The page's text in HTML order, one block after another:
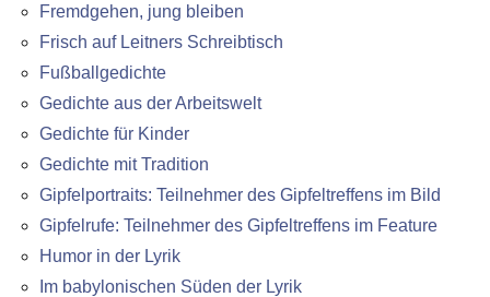
Fremdgehen, jung bleiben
Frisch auf Leitners Schreibtisch
Fußballgedichte
Gedichte aus der Arbeitswelt
Gedichte für Kinder
Gedichte mit Tradition
Gipfelportraits: Teilnehmer des Gipfeltreffens im Bild
Gipfelrufe: Teilnehmer des Gipfeltreffens im Feature
Humor in der Lyrik
Im babylonischen Süden der Lyrik